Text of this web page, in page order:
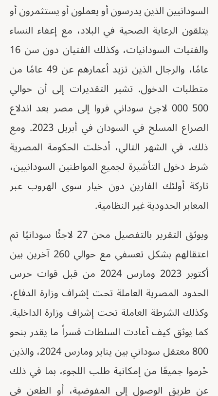
السودانيين الذين يدرسون أو يعملون أو يستثمرون أو
يتلقون الرعاية الصحية في البلاد، مع إعفاء النساء
والفتيات السودانيات، وكذلك الفتيان دون سن 16
عامًا، والرجال الذين تزيد أعمارهم عن 49 عامًا من
متطلبات الدخول. تشير التقديرات إلى أن حوالي
500 000 لاجئ سوداني فروا إلى مصر بعد اندلاع
الصراع المسلح في السودان في أبريل 2023. ومع
ذلك، في الشهر التالي، أدخلت الحكومة المصرية
شرط دخول التأشيرة لجميع المواطنين السودانيين،
تاركة أولئك الفارين دون خيار سوى الهروب عبر
المعابر الحدودية غير النظامية.
ويوثق التقرير بالتفصيل محن 27 لاجئًا سودانيًا تم
اعتقالهم بشكل تعسفي مع حوالي 260 آخرين بين
أكتوبر 2023 ومارس 2024 من قبل قوات حرس
الحدود المصرية العاملة تحت إشراف وزارة الدفاع،
وكذلك الشرطة العاملة تحت إشراف وزارة الداخلية.
كما يوثق كيف أعادت السلطات قسراً ما يقدر بنحو
800 معتقل سوداني بين يناير ومارس 2024، والذين
حُرموا جميعًا من إمكانية طلب اللجوء، بما في ذلك
عن طريق الوصول إلى المفوضية، أو الطعن في